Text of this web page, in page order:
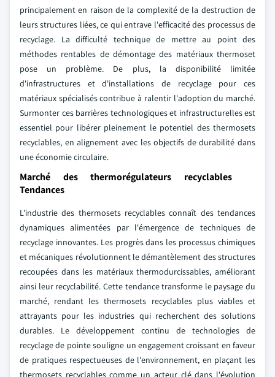
principalement en raison de la complexité de la destruction de
leurs structures liées, ce qui entrave l'efficacité des processus de
recyclage. La difficulté technique de mettre au point des
méthodes rentables de démontage des matériaux thermoset
pose un problème. De plus, la disponibilité limitée
d'infrastructures et d'installations de recyclage pour ces
matériaux spécialisés contribue à ralentir l'adoption du marché.
Surmonter ces barrières technologiques et infrastructurelles est
essentiel pour libérer pleinement le potentiel des thermosets
recyclables, en alignement avec les objectifs de durabilité dans
une économie circulaire.
Marché des thermorégulateurs recyclables
Tendances
L'industrie des thermosets recyclables connaît des tendances
dynamiques alimentées par l'émergence de techniques de
recyclage innovantes. Les progrès dans les processus chimiques
et mécaniques révolutionnent le démantèlement des structures
recoupées dans les matériaux thermodurcissables, améliorant
ainsi leur recyclabilité. Cette tendance transforme le paysage du
marché, rendant les thermosets recyclables plus viables et
attrayants pour les industries qui recherchent des solutions
durables. Le développement continu de technologies de
recyclage de pointe souligne un engagement croissant en faveur
de pratiques respectueuses de l'environnement, en plaçant les
thermosets recyclables comme un acteur clé dans l'évolution